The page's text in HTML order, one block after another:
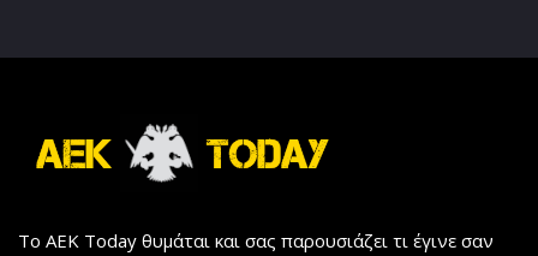
Το AEK Today θυμάται και σας παρουσιάζει τι έγινε σαν